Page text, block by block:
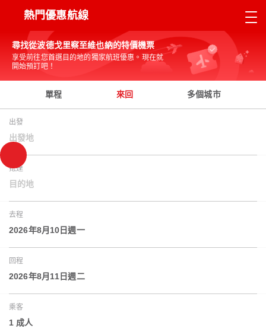
熱門優惠航線
尋找從波德戈里察至維也納的特價機票
享受前往您首選目的地的獨家航班優惠。現在就
開始預訂吧！
單程 來回 多個城市
出發
出發地
抵達
目的地
去程
2026年8月10日週一
回程
2026年8月11日週二
乘客
1 成人